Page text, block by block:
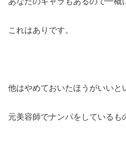
これはありです。
他はやめておいたほうがいいと
元美容師でナンパをしているも